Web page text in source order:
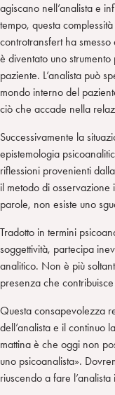
agiscano nell’analista e
tempo, questa
controtransfert ha
è diventato uno
paziente. L’analista può
mondo interno del
ciò che accade nella
Successivamente la
epistemologia
riflessioni provenienti
il metodo di
parole, non esiste uno
Tradotto in termini
soggettività, partecipa
analitico. Non è più
presenza che
Questa consapevolezza
dell’analista e il continuo
mattina è che oggi non
uno psicoanalista».
riuscendo a fare